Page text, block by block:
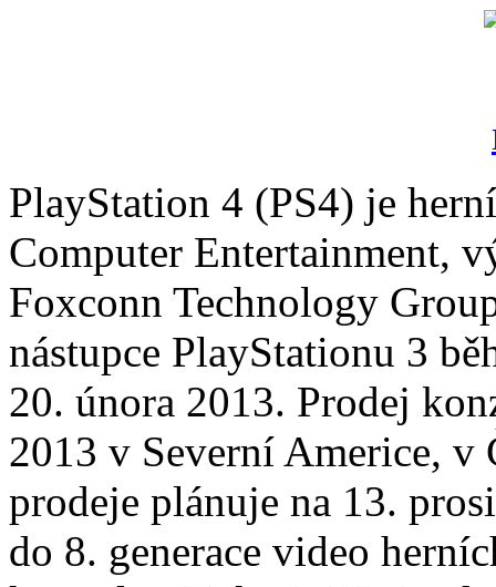
PlayStation 4 (PS4) je
Computer Entertainment,
Foxconn Technology
nástupce PlayStationu 3
20. února 2013. Prodej
2013 v Severní Americe, v
prodeje plánuje na 13.
do 8. generace video